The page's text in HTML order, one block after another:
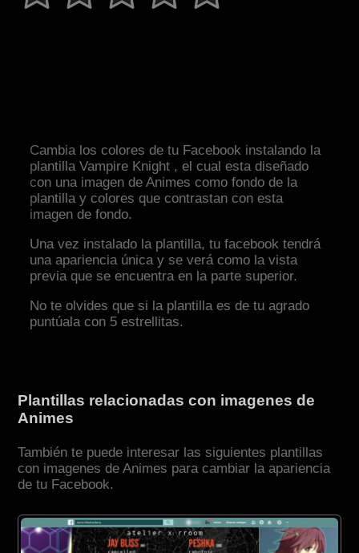
Cambia los colores de tu Facebook instalando la
plantilla Vampire Knight , el cual esta diseñado
con una imagen de Animes como fondo de la
plantilla y colores que contrastan con esta
imagen de fondo.
Una vez instalado la plantilla, tu facebook tendrá
una apariencia única y se verá como la vista
previa que se encuentra en la parte superior.
No te olvides que si la plantilla es de tu agrado
puntúala con 5 estrellitas.
Plantillas relacionadas con imagenes de
Animes
También te puede interesar las siguientes plantillas
con imagenes de Animes para cambiar la apariencia
de tu Facebook.